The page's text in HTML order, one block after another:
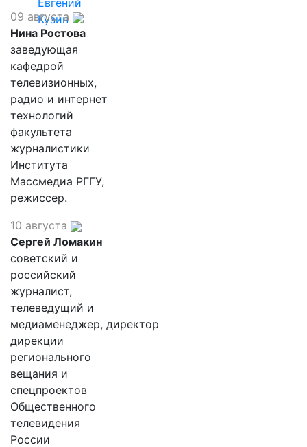
Евгений
Кузин
09 августа
Нина Ростова
заведующая
кафедрой
телевизионных,
радио и интернет
технологий
факультета
журналистики
Института
Массмедиа РГГУ,
режиссер.
10 августа
Сергей Ломакин
советский и
российский
журналист,
телеведущий и
медиаменеджер, директор
дирекции
регионального
вещания и
спецпроектов
Общественного
телевидения
России